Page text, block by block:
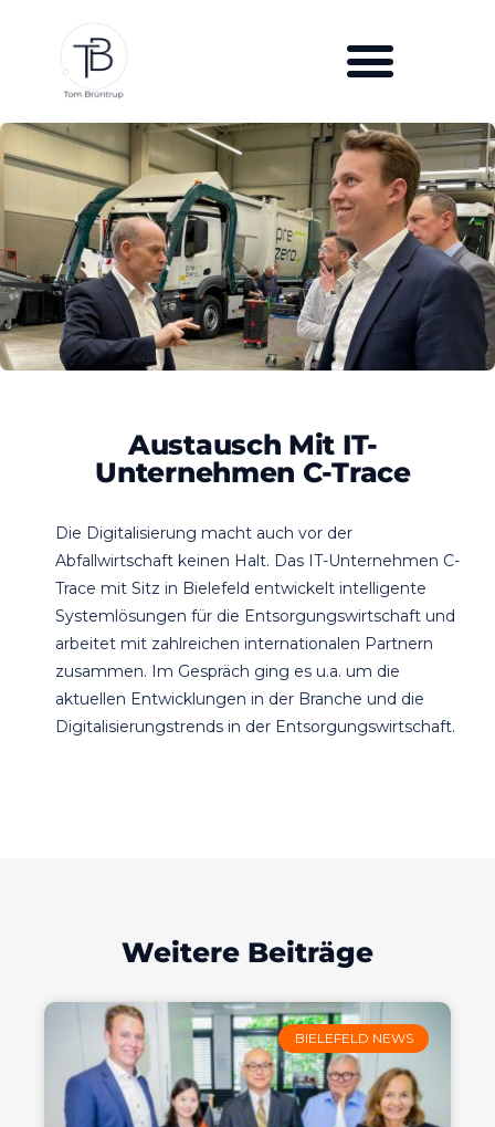
Austausch Mit IT-
Unternehmen C-Trace
Die Digitalisierung macht auch vor der
Abfallwirtschaft keinen Halt. Das IT-Unternehmen C-
Trace mit Sitz in Bielefeld entwickelt intelligente
Systemlösungen für die Entsorgungswirtschaft und
arbeitet mit zahlreichen internationalen Partnern
zusammen. Im Gespräch ging es u.a. um die
aktuellen Entwicklungen in der Branche und die
Digitalisierungstrends in der Entsorgungswirtschaft.
Weitere Beiträge
BIELEFELD NEWS